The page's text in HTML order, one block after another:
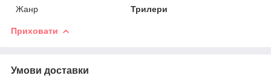
Жанр
Трилери
Приховати
Умови доставки